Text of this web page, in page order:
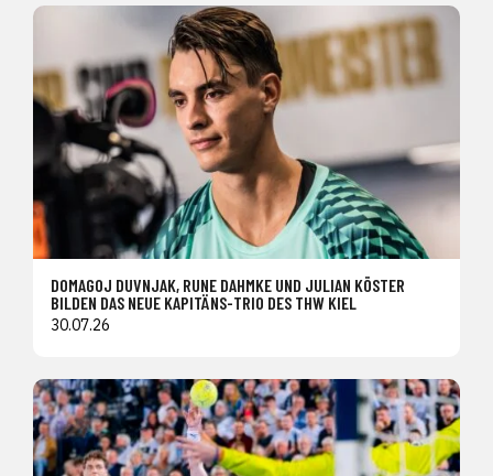
DOMAGOJ DUVNJAK, RUNE DAHMKE UND JULIAN KÖSTER
BILDEN DAS NEUE KAPITÄNS-TRIO DES THW KIEL
30.07.26